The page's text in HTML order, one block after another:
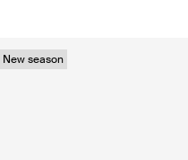
New season